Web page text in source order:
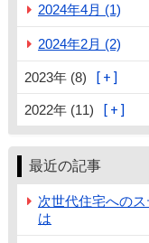
2024年4月 (1)
2024年2月 (2)
2023年 (8)
2022年 (11)
最近の記事
次世代住宅への
は